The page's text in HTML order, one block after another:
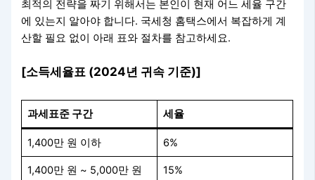
최적의 전략을 짜기 위해서는 본인이 현재 어느 세율 구간
에 있는지 알아야 합니다. 국세청 홈택스에서 복잡하게 계
산할 필요 없이 아래 표와 절차를 참고하세요.
[소득세율표 (2024년 귀속 기준)]
과세표준 구간 세율
1,400만 원 이하 6%
1,400만 원 ~ 5,000만 원 15%